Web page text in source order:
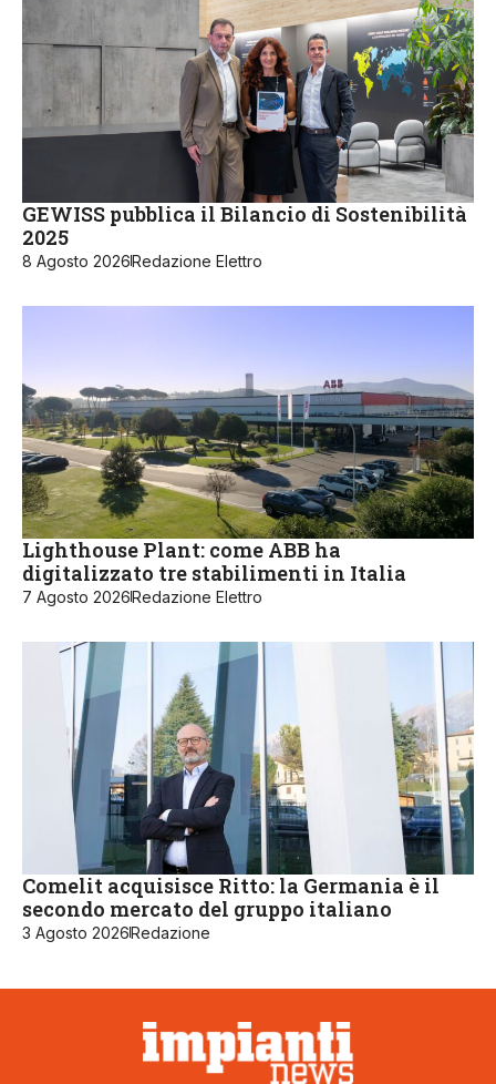
GEWISS pubblica il Bilancio di Sostenibilità
2025
8 Agosto 2026Redazione Elettro
Lighthouse Plant: come ABB ha
digitalizzato tre stabilimenti in Italia
7 Agosto 2026Redazione Elettro
Comelit acquisisce Ritto: la Germania è il
secondo mercato del gruppo italiano
3 Agosto 2026Redazione